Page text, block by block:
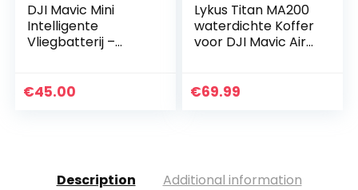
DJI Mavic Mini
Intelligente
Vliegbatterij –
Batterij voor Mavic
€45.00
Lykus Titan MA200
waterdichte Koffer
voor DJI Mavic Air
€69.99
Description Additional information